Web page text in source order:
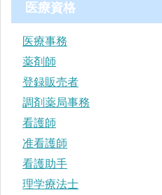
医療資格
医療事務
薬剤師
登録販売者
調剤薬局事務
看護師
准看護師
看護助手
理学療法士